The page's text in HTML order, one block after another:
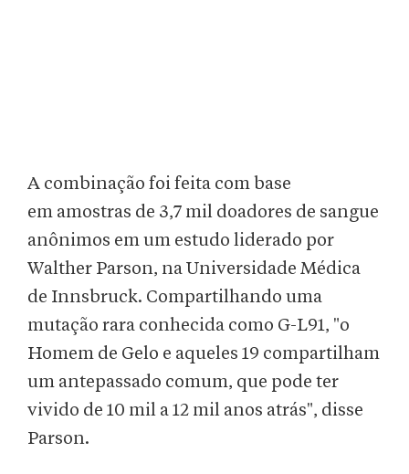
A combinação foi feita com base
em amostras de 3,7 mil doadores de sangue
anônimos em um estudo liderado por
Walther Parson, na Universidade Médica
de Innsbruck. Compartilhando uma
mutação rara conhecida como G-L91, "o
Homem de Gelo e aqueles 19 compartilham
um antepassado comum, que pode ter
vivido de 10 mil a 12 mil anos atrás", disse
Parson.